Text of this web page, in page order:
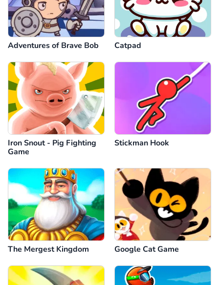
Adventures of Brave Bob Catpad
Iron Snout - Pig Fighting
Game
Stickman Hook
The Mergest Kingdom Google Cat Game